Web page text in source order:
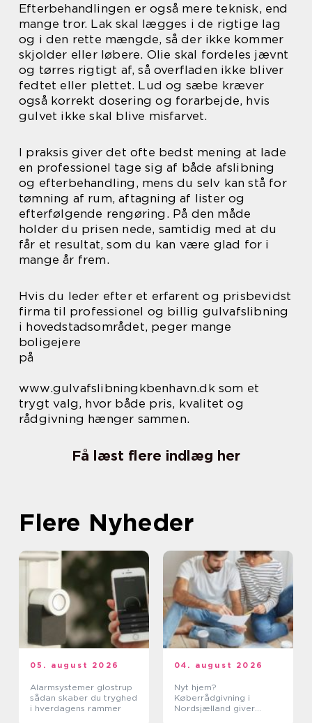
Efterbehandlingen er også mere teknisk, end
mange tror. Lak skal lægges i de rigtige lag
og i den rette mængde, så der ikke kommer
skjolder eller løbere. Olie skal fordeles jævnt
og tørres rigtigt af, så overfladen ikke bliver
fedtet eller plettet. Lud og sæbe kræver
også korrekt dosering og forarbejde, hvis
gulvet ikke skal blive misfarvet.
I praksis giver det ofte bedst mening at lade
en professionel tage sig af både afslibning
og efterbehandling, mens du selv kan stå for
tømning af rum, aftagning af lister og
efterfølgende rengøring. På den måde
holder du prisen nede, samtidig med at du
får et resultat, som du kan være glad for i
mange år frem.
Hvis du leder efter et erfarent og prisbevidst
firma til professionel og billig gulvafslibning
i hovedstadsområdet, peger mange
boligejere
på
www.gulvafslibningkbenhavn.dk som et
trygt valg, hvor både pris, kvalitet og
rådgivning hænger sammen.
Få læst flere indlæg her
Flere Nyheder
05. august 2026
Alarmsystemer glostrup
sådan skaber du tryghed
i hverdagens rammer
04. august 2026
Nyt hjem?
Køberrådgivning i
Nordsjælland giver